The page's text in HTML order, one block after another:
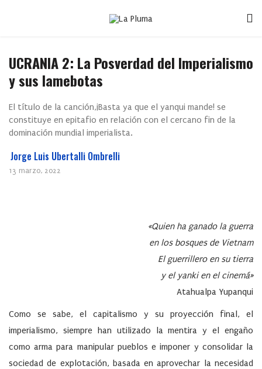
UCRANIA 2: La Posverdad del Imperialismo
y sus lamebotas
El título de la canción,¡Basta ya que el yanqui mande! se
constituye en epitafio en relación con el cercano fin de la
dominación mundial imperialista.
Jorge Luis Ubertalli Ombrelli
13 marzo, 2022
«Quien ha ganado la guerra
en los bosques de Vietnam
El guerrillero en su tierra
y el yanki en el cinemá»
Atahualpa Yupanqui
Como se sabe, el capitalismo y su proyección final, el
imperialismo, siempre han utilizado la mentira y el engaño
como arma para manipular pueblos e imponer y consolidar la
sociedad de explotación, basada en aprovechar la necesidad